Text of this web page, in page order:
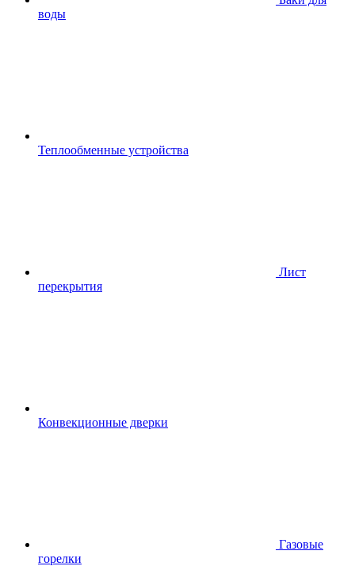
воды
Теплообменные устройства
Лист
перекрытия
Конвекционные дверки
Газовые
горелки